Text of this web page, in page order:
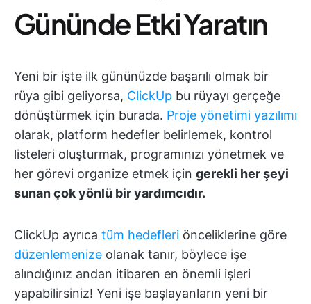
Gününde Etki Yaratın
Yeni bir işte ilk gününüzde başarılı olmak bir
rüya gibi geliyorsa, ClickUp bu rüyayı gerçeğe
dönüştürmek için burada. Proje yönetimi yazılımı
olarak, platform hedefler belirlemek, kontrol
listeleri oluşturmak, programınızı yönetmek ve
her görevi organize etmek için gerekli her şeyi
sunan çok yönlü bir yardımcıdır.
ClickUp ayrıca tüm hedefleri önceliklerine göre
düzenlemenize olanak tanır, böylece işe
alındığınız andan itibaren en önemli işleri
yapabilirsiniz! Yeni işe başlayanların yeni bir